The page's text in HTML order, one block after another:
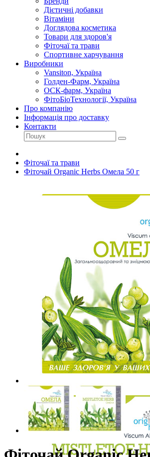
Дієтичні добавки
Вітаміни
Доглядова косметика
Товари для здоров'я
Фіточаї та трави
Спортивне харчування
Виробники
Vansiton, Україна
Голден-Фарм, Україна
ОСК-фарм, Україна
ФітоБіоТехнології, Україна
Про компанію
Інформація про доставку
Контакти
Фіточаї та трави
Фіточай Organic Herbs Омела 50 г